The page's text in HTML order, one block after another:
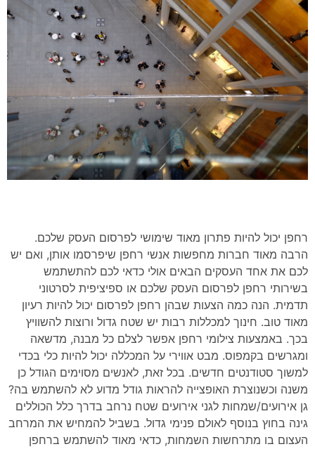
רחפן יכול להיות פתרון מאוד שימושי לפרסום העסק שלכם.
הרבה מאוד חברות מחפשות אנשי רחפן שיפרסמו אותן, ואם יש
לכם את אחד העסקים הבאים אולי כדאי לכם להתשתמש
בשירותי רחפן לפרסום העסק שלכם או ספיציפית לסרטוני
תדמית. הנה כמה הצעות שבהן רחפן לפרסום יכול להיות רעיון
מאוד טוב. חינוך למכללות רבות יש שטח גדול ורוצות להשוויץ
בכך. באמצעות צילומי רחפן אפשר לצלם כל מבנה, מדשאה
ומגרשים בקמפוס. מבט אווירי על המכללה יכול להיות כלי בכדי
למשוך סטודנטים חדשים. בכל זאת, לאנשים מסוימים הגודל כן
משנה וכשנוצרת האופצייה להראות גודל מדוע לא להשתמש בה?
גן אירועים/שמחות לגני אירועים שטח נרחב בדרך כלל הכוללים
גינה בחוץ בנוסף לאולם פנימי גדול. בשביל להמחיש את המרחב
העצום בו מתרחשות השמחות, כדאי מאוד להשתמש ברחפן